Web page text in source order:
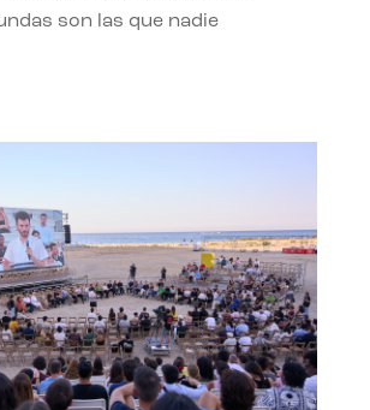
son las que nadie